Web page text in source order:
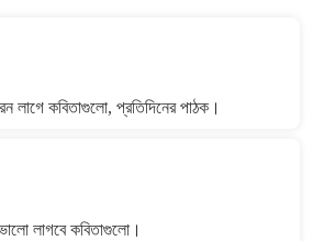
লাগে কবিতাগুলো, প্রতিদিনের পাঠক।
লাগবে কবিতাগুলো।